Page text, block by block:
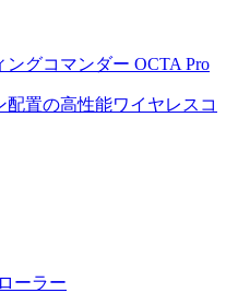
グコマンダー OCTA Pro
置の高性能ワイヤレスコ
ーラー